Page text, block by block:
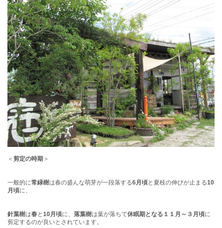
＜ 剪定の時期 ＞
一般的に常緑樹は春の盛んな萌芽が一段落する6月頃と夏枝の伸びが止まる10
月頃に、
針葉樹は春と 10月頃に、 落葉樹は葉が落ちて休眠期となる１１月～３月頃に
剪定するのが良いとされています。